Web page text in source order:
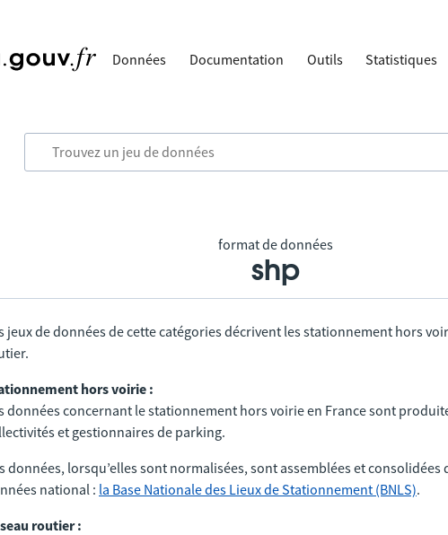
Données Documentation Outils Statistiques
format de données
shp
jeux de données de cette catégories décrivent les stationnement hors
hors voirie :
données concernant le stationnement hors voirie en France sont
et gestionnaires de parking.
données, lorsqu’elles sont normalisées, sont assemblées et consolidées
national : la Base Nationale des Lieux de Stationnement (BNLS).
routier :